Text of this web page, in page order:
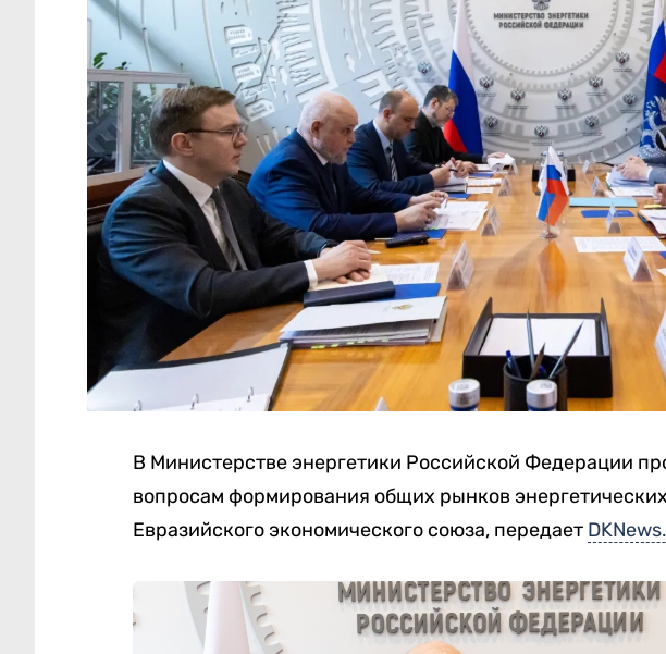
В Министерстве энергетики Российской Федерации
вопросам формирования общих рынков
Евразийского экономического союза, передает